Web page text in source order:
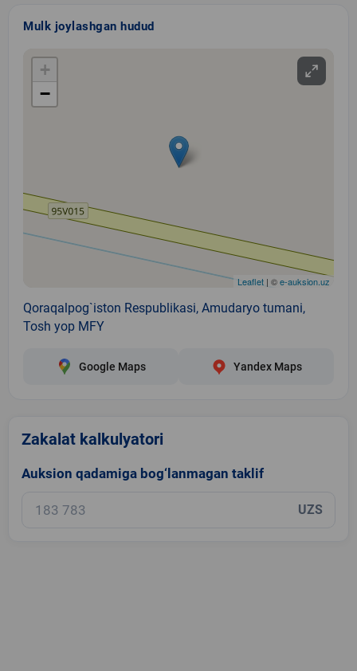
Mulk joylashgan hudud
+
−
Leaflet | ©e-auksion.uz
Qoraqalpog`iston Respublikasi, Amudaryo tumani,
Tosh yop MFY
Google Maps Yandex Maps
Zakalat kalkulyatori
Auksion qadamiga bog‘lanmagan taklif
UZS